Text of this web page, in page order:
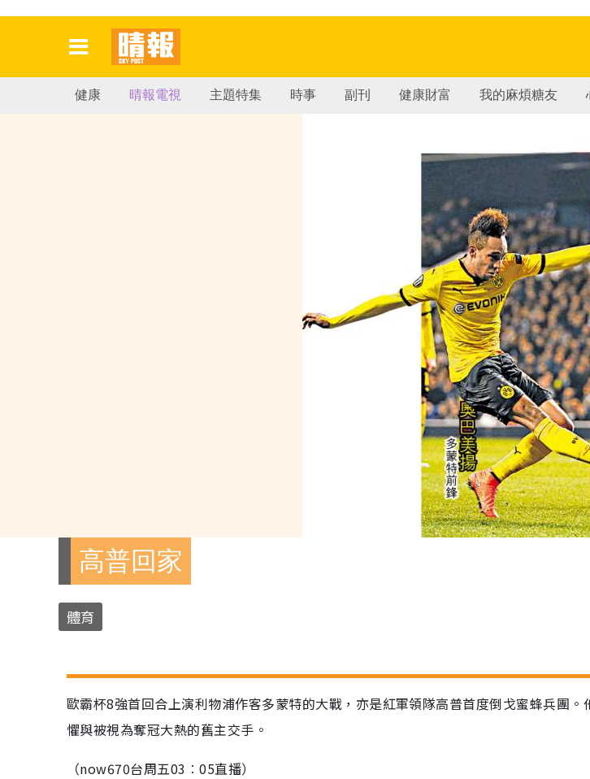
健康 晴報電視 主題特集 時事 副刊 健康財富 我的麻煩糖友
高普回家
體育
歐霸杯8強首回合上演利物浦作客多蒙特的大戰，亦是紅軍領隊高普首度倒戈蜜蜂兵團
懼與被視為奪冠大熱的舊主交手。
（now670台周五03︰05直播）